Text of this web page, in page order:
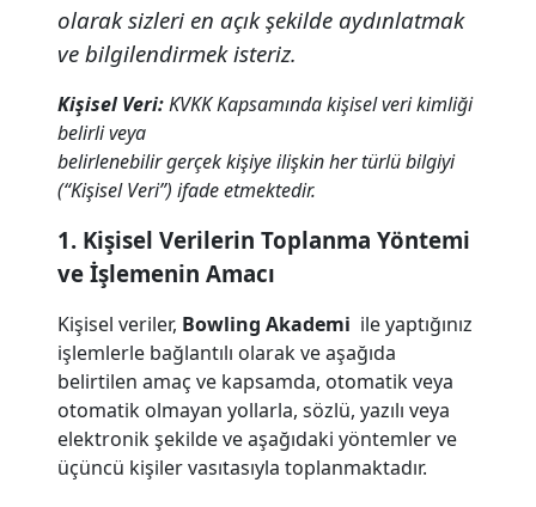
olarak sizleri en açık şekilde aydınlatmak
ve bilgilendirmek isteriz.
Kişisel Veri:KVKK Kapsamında kişisel veri kimliği
belirli veya
belirlenebilir gerçek kişiye ilişkin her türlü bilgiyi
(“Kişisel Veri”) ifade etmektedir.
1. Kişisel Verilerin Toplanma Yöntemi
ve İşlemenin Amacı
Kişisel veriler, Bowling Akademi ile yaptığınız
işlemlerle bağlantılı olarak ve aşağıda
belirtilen amaç ve kapsamda, otomatik veya
otomatik olmayan yollarla, sözlü, yazılı veya
elektronik şekilde ve aşağıdaki yöntemler ve
üçüncü kişiler vasıtasıyla toplanmaktadır.